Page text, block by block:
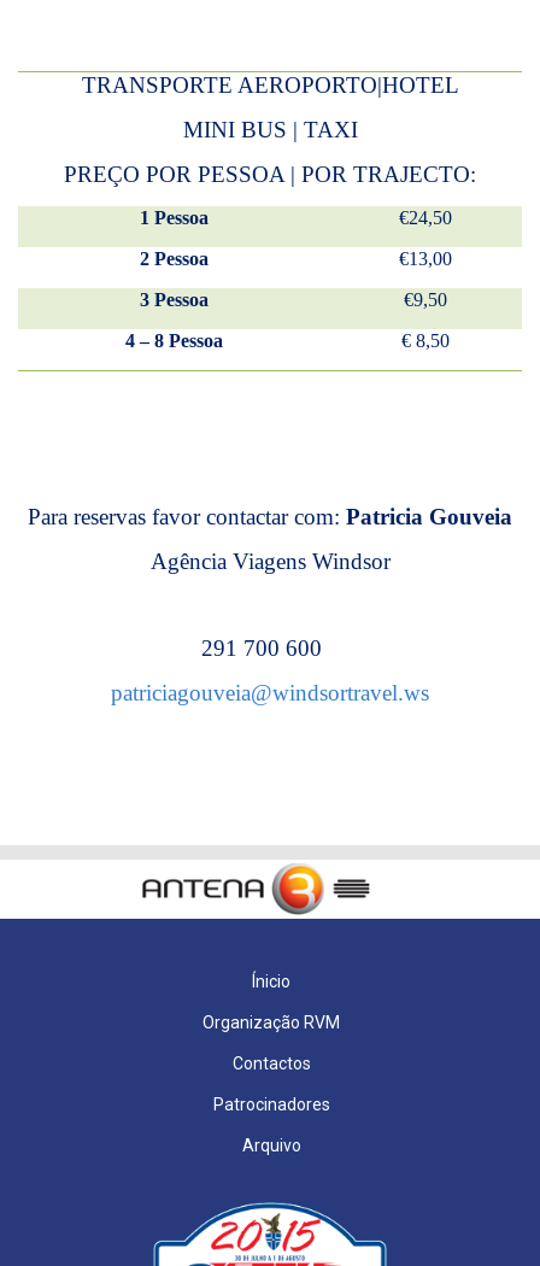
TRANSPORTE AEROPORTO|HOTEL
MINI BUS | TAXI
PREÇO POR PESSOA | POR TRAJECTO:
1 Pessoa
€24,50
2 Pessoa
€13,00
3 Pessoa
€9,50
4 – 8 Pessoa € 8,50
Para reservas favor contactar com: Patricia Gouveia
Agência Viagens Windsor
291 700 600
patriciagouveia@windsortravel.ws
Ínicio
Organização RVM
Contactos
Patrocinadores
Arquivo